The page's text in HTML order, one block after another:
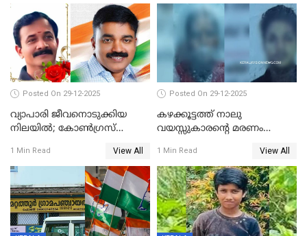
Posted On 29-12-2025
വ്യാപാരി ജീവനൊടുക്കിയ
നിലയില്‍; കോണ്‍ഗ്രസ്
മാനസികപീഡനമെന്ന് കുറിപ്പ്
1 Min Read View All
Posted On 29-12-2025
കഴക്കൂട്ടത്ത് നാലു
വയസ്സുകാരന്റെ മരണം
സുഹൃത്തും പൊലീസ്
കസ്റ്റഡിയിൽ
1 Min Read View All